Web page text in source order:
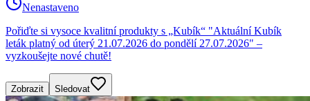
Nenastaveno
Pořiďte si vysoce kvalitní produkty s „Kubík“ "Aktuální Kubík
leták platný od úterý 21.07.2026 do pondělí 27.07.2026" –
vyzkoušejte nové chutě!
Zobrazit Sledovat